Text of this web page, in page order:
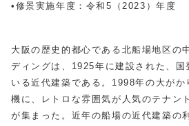
•修景実施年度：令和5（2023）年度
大阪の歴史的都心である北船場地区の
ディングは、1925年に建設された、国
いる近代建築である。1998年の大がか
機に、レトロな雰囲気が人気のテナン
が集まった。近年の船場の近代建築の